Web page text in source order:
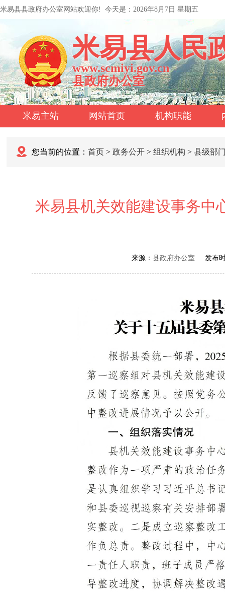
米易县县政府办公室网站欢迎你! 今天是： 2026年8月7日 星期五
米易县人民
www.scmiyi.gov.cn
县政府办公室
米易主站 网站首页 机构职能
您当前的位置： 首页 > 政务公开 > 组织机构 > 县级部
米易县机关效能建设事务中
来源： 县政府办公室 发布时